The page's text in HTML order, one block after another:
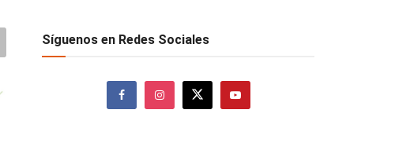
Síguenos en Redes Sociales